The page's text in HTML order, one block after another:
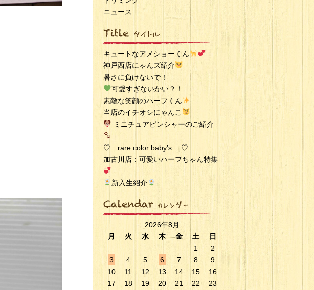
ニュース
キュートなアメショーくん
神戸西店にゃんズ紹介
暑さに負けないで！
可愛すぎないかい？！
素敵な笑顔のハーフくん
当店のイチオシにゃんこ
ミニチュアピンシャーのご紹介
♡ rare color baby’s ♡
加古川店：可愛いハーフちゃん特集
新入生紹介
2026年8月
月
火 水 木 金 土
日
1
2
3
4 5 6 7 8
9
10
11 12 13 14 15
16
17
18 19 20 21 22
23